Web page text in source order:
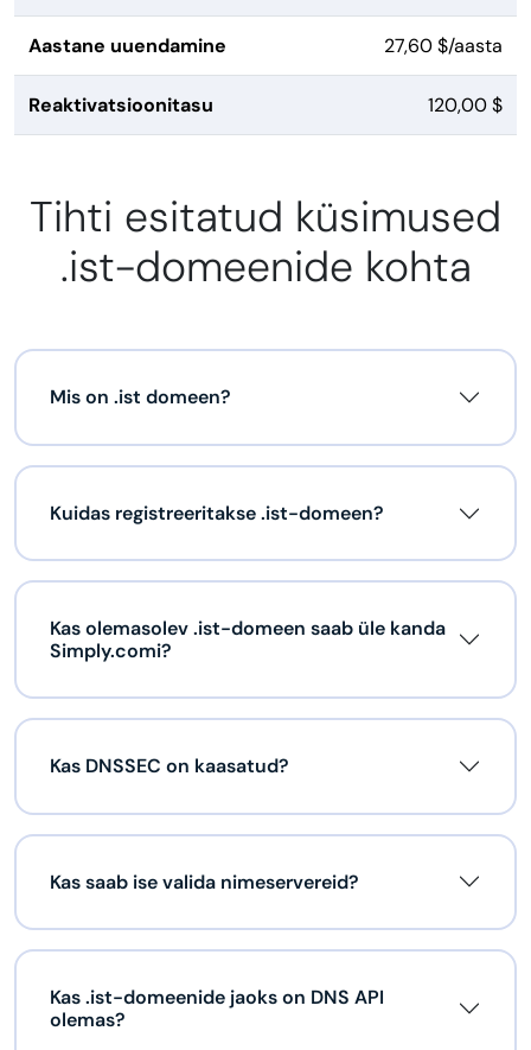
Aastane uuendamine 27,60 $/aasta
Reaktivatsioonitasu 120,00 $
Tihti esitatud küsimused
.ist-domeenide kohta
Mis on .ist domeen?
Kuidas registreeritakse .ist-domeen?
Kas olemasolev .ist-domeen saab üle kanda
Simply.comi?
Kas DNSSEC on kaasatud?
Kas saab ise valida nimeservereid?
Kas .ist-domeenide jaoks on DNS API
olemas?